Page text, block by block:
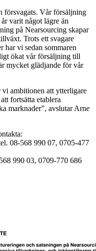
försvagats. Vår försäljning
varit något lägre än
på Nearsourcing skapar
Trots ett svagare
har vi sedan sommaren
ökat vår försäljning till
mycket glädjande för vår
ambitionen att ytterligare
fortsätta etablera
marknader”, avslutar Arne
08-568 990 07, 0705-477
990 03, 0709-770 686